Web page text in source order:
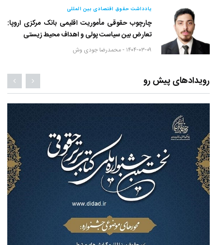
یادداشت حقوق اقتصادی بین المللی
چارچوب حقوقی مأموریت اقلیمی بانک مرکزی اروپا:
تعارض بین سیاست پولی و اهداف محیط زیستی
۱۴۰۴-۰۳-۰۹ - محمدرضا جودی وش
رویدادهای پیش رو